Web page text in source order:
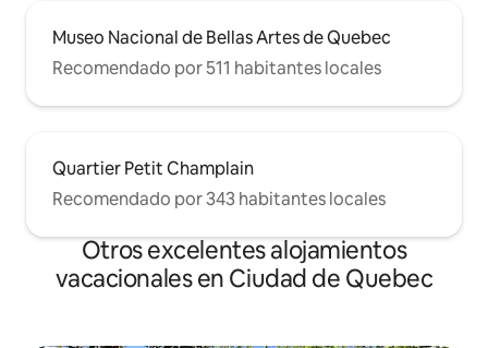
Museo Nacional de Bellas Artes de Quebec
Recomendado por 511 habitantes locales
Quartier Petit Champlain
Recomendado por 343 habitantes locales
Otros excelentes alojamientos
vacacionales en Ciudad de Quebec